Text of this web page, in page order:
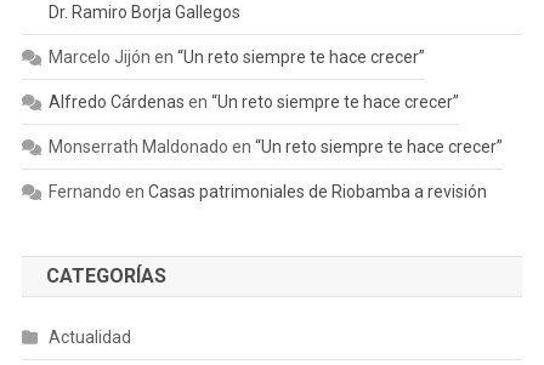
Dr. Ramiro Borja Gallegos
Marcelo Jijón en “Un reto siempre te hace crecer”
Alfredo Cárdenas en “Un reto siempre te hace crecer”
Monserrath Maldonado en “Un reto siempre te hace crecer”
Fernando en Casas patrimoniales de Riobamba a revisión
CATEGORÍAS
Actualidad